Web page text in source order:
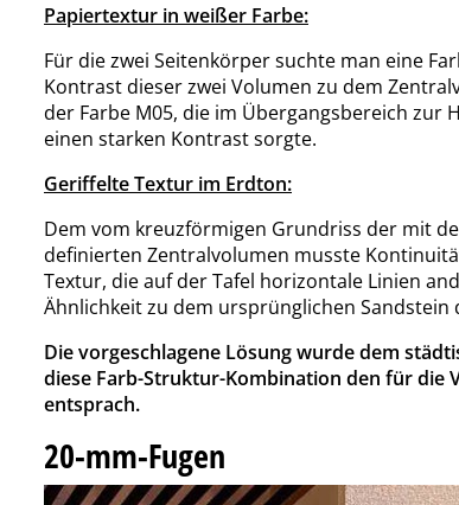
Papiertextur in weißer Farbe:
Für die zwei Seitenkörper suchte man eine
Kontrast dieser zwei Volumen zu dem
der Farbe M05, die im Übergangsbereich
einen starken Kontrast sorgte.
Geriffelte Textur im Erdton:
Dem vom kreuzförmigen Grundriss der mit
definierten Zentralvolumen musste
Textur, die auf der Tafel horizontale Linien
Ähnlichkeit zu dem ursprünglichen Sandstein
Die vorgeschlagene Lösung wurde dem
diese Farb-Struktur-Kombination den für die
entsprach.
20-mm-Fugen